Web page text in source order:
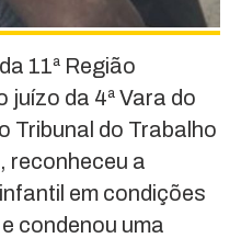
11ª Região
juízo da 4ª Vara do
Tribunal do Trabalho
reconheceu a
em condições
condenou uma